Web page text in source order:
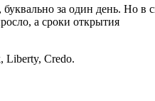
за один день. Но в
а сроки открытия
Liberty, Credo.